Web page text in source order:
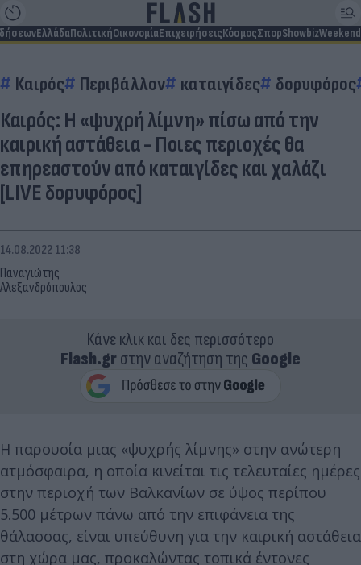
ΕλλάδαΠολιτικήΟικονομίαΕπιχειρήσειςΚόσμοςΣπορShowbizWeekend
Καιρός Περιβάλλον καταιγίδες δορυφόρος
Καιρός: Η «ψυχρή λίμνη» πίσω από την
καιρική αστάθεια - Ποιες περιοχές θα
επηρεαστούν από καταιγίδες και χαλάζι
[LIVE δορυφόρος]
Παναγιώτης
Αλεξανδρόπουλος
14.08.2022 11:38
Κάνε κλικ και δες περισσότερο
Flash.grστην αναζήτηση της Google
Η παρουσία μιας «ψυχρής λίμνης» στην ανώτερη
ατμόσφαιρα, η οποία κινείται τις τελευταίες ημέρες
στην περιοχή των Βαλκανίων σε ύψος περίπου
5.500 μέτρων πάνω από την επιφάνεια της
θάλασσας, είναι υπεύθυνη για την καιρική αστάθεια
στη χώρα μας, προκαλώντας τοπικά έντονες